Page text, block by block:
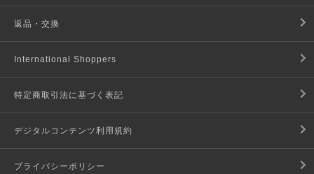
返品・交換
International Shoppers
特定商取引法に基づく表記
デジタルコンテンツ利用規約
プライバシーポリシー